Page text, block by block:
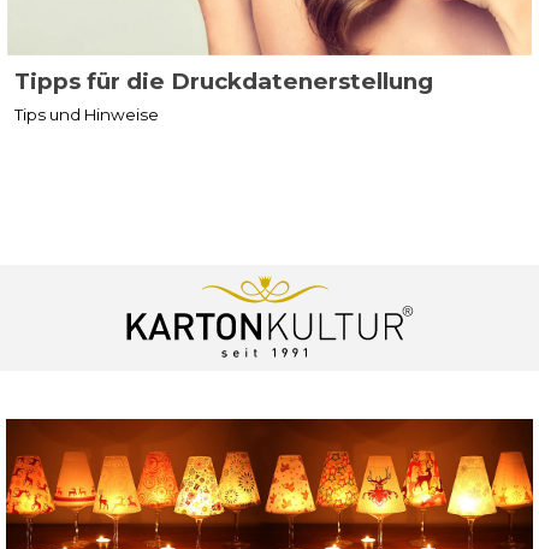
Tipps für die Druckdatenerstellung
Tips und Hinweise